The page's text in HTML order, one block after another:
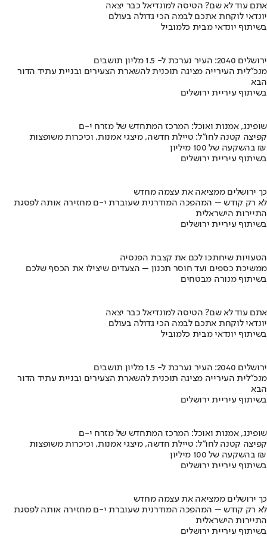
אתם עוד לא שם? הטיסה למונדיאל כבר יצאה
יונדאי לוקחת אתכם לבמה הכי גדולה בעולם
בשיתוף יונדאי מבית כלמוביל
ירושלים 2040: העיר נערכת ל- 1.5 מליון תושבים
מנכ"לית העירייה מציגה תוכנית להשארת הצעירים ובניית עתיד הדור
הבא
בשיתוף עיריית ירושלים
שופינג, אמנות ואוכל: המרכז המתחדש של מזרח י-ם
קפיצה קטנה לחו"ל: טיילת חדשה, מיצגי אמנות, וכיכרות משופצות
בהשקעה של 100 מיליון ₪
בשיתוף עיריית ירושלים
כך ירושלים ממציאה את עצמה מחדש
לא רק קודש – המהפכה המודרנית שעוברת י-ם מחזירה אותה לפסגת
התיירות הישראלית
בשיתוף עיריית ירושלים
הטעויות שיחתכו לכם את קצבת הפנסיה
ממשיכת כספים ועד חוסר תכנון – הצעדים שיצילו את הכסף שלכם
בשיתוף מנורה מבטחים
אתם עוד לא שם? הטיסה למונדיאל כבר יצאה
יונדאי לוקחת אתכם לבמה הכי גדולה בעולם
בשיתוף יונדאי מבית כלמוביל
ירושלים 2040: העיר נערכת ל- 1.5 מליון תושבים
מנכ"לית העירייה מציגה תוכנית להשארת הצעירים ובניית עתיד הדור
הבא
בשיתוף עיריית ירושלים
שופינג, אמנות ואוכל: המרכז המתחדש של מזרח י-ם
קפיצה קטנה לחו"ל: טיילת חדשה, מיצגי אמנות, וכיכרות משופצות
בהשקעה של 100 מיליון ₪
בשיתוף עיריית ירושלים
כך ירושלים ממציאה את עצמה מחדש
לא רק קודש – המהפכה המודרנית שעוברת י-ם מחזירה אותה לפסגת
התיירות הישראלית
בשיתוף עיריית ירושלים